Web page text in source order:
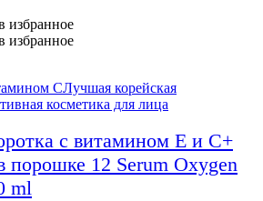
избранное
избранное
СЛучшая корейская
косметика для лица
с витамином Е и С+
порошке 12 Serum Oxygen
ml